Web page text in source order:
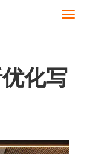
切
化写